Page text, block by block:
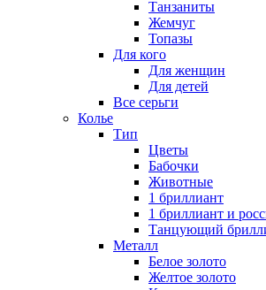
Танзаниты
Жемчуг
Топазы
Для кого
Для женщин
Для детей
Все серьги
Колье
Тип
Цветы
Бабочки
Животные
1 бриллиант
1 бриллиант и
Танцующий
Металл
Белое золото
Желтое золото